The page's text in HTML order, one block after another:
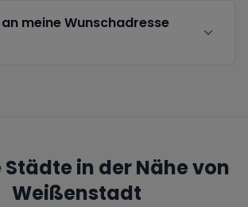
meine Wunschadresse
in der Nähe von
Weißenstadt